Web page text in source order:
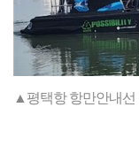
▲평택항 항만안내선